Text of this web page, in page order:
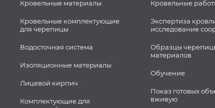
Кровельные материалы
Кровельные комплектующие
для черепицы
Водосточная система
Изоляционные материалы
Лицевой кирпич
Комплектующие для
Кровельные
Экспертиза
исследование
Образцы
материалов
Обучение
Показ готовых
вживую